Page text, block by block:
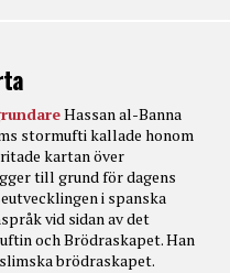
Hassan al-Banna
stormufti kallade honom
ritade kartan över
till grund för dagens
i spanska
vid sidan av det
och Brödraskapet. Han
brödraskapet.